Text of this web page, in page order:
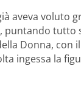
aveva voluto
tutto
Donna,
ingessa la